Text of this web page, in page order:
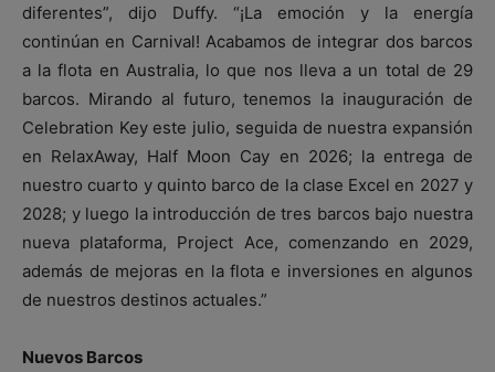
diferentes”, dijo Duffy. “¡La emoción y la energía
continúan en Carnival! Acabamos de integrar dos barcos
a la flota en Australia, lo que nos lleva a un total de 29
barcos. Mirando al futuro, tenemos la inauguración de
Celebration Key este julio, seguida de nuestra expansión
en RelaxAway, Half Moon Cay en 2026; la entrega de
nuestro cuarto y quinto barco de la clase Excel en 2027 y
2028; y luego la introducción de tres barcos bajo nuestra
nueva plataforma, Project Ace, comenzando en 2029,
además de mejoras en la flota e inversiones en algunos
de nuestros destinos actuales.”
Nuevos Barcos